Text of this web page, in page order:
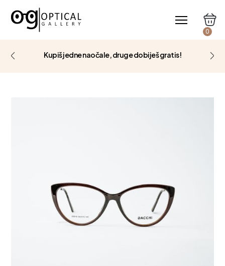
0
Kupiš jedne naočale, druge dobiješ gratis!